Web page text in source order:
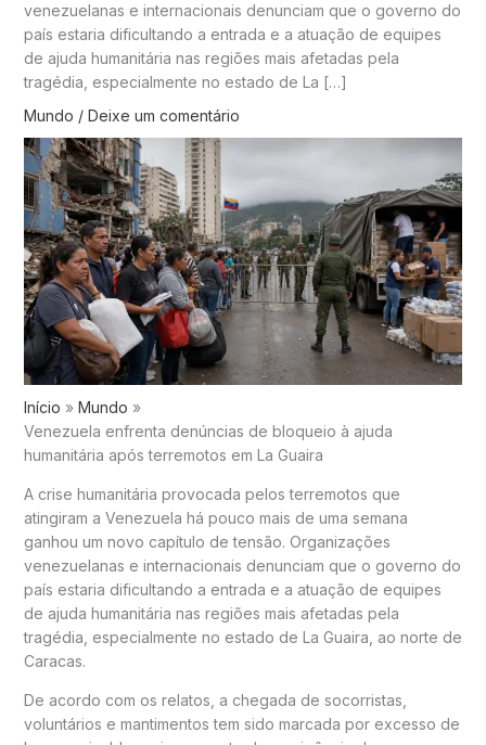
venezuelanas e internacionais denunciam que o governo do
país estaria dificultando a entrada e a atuação de equipes
de ajuda humanitária nas regiões mais afetadas pela
tragédia, especialmente no estado de La […]
Mundo / Deixe um comentário
Início
Mundo
Venezuela enfrenta denúncias de bloqueio à ajuda
humanitária após terremotos em La Guaira
A crise humanitária provocada pelos terremotos que
atingiram a Venezuela há pouco mais de uma semana
ganhou um novo capítulo de tensão. Organizações
venezuelanas e internacionais denunciam que o governo do
país estaria dificultando a entrada e a atuação de equipes
de ajuda humanitária nas regiões mais afetadas pela
tragédia, especialmente no estado de La Guaira, ao norte de
Caracas.
De acordo com os relatos, a chegada de socorristas,
voluntários e mantimentos tem sido marcada por excesso de